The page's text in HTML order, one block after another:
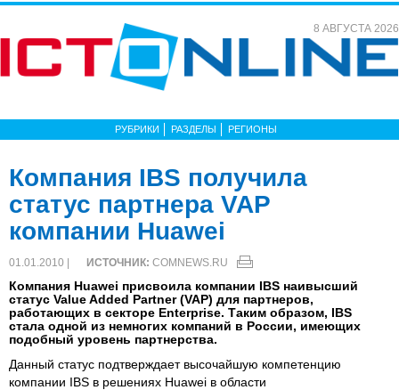
8 АВГУСТА 2026
РУБРИКИ РАЗДЕЛЫ РЕГИОНЫ
Компания IBS получила
статус партнера VAP
компании Huawei
01.01.2010 | ИСТОЧНИК: COMNEWS.RU
Компания Huawei присвоила компании IBS наивысший
статус Value Added Partner (VAP) для партнеров,
работающих в секторе Enterprise. Таким образом, IBS
стала одной из немногих компаний в России, имеющих
подобный уровень партнерства.
Данный статус подтверждает высочайшую компетенцию
компании IBS в решениях Huawei в области